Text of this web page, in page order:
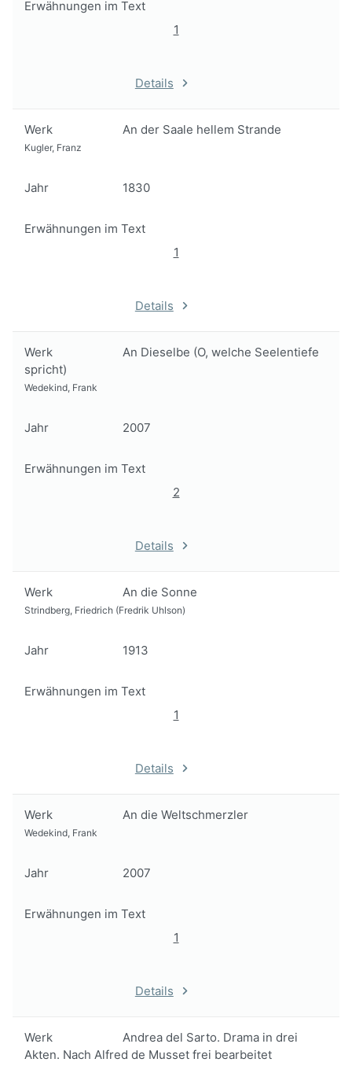
Erwähnungen im Text
1
Details
Werk An der Saale hellem Strande
Kugler, Franz
Jahr 1830
Erwähnungen im Text
1
Details
Werk
An Dieselbe (O, welche Seelentiefe
spricht)
Wedekind, Frank
Jahr 2007
Erwähnungen im Text
2
Details
Werk An die Sonne
Strindberg, Friedrich (Fredrik Uhlson)
Jahr 1913
Erwähnungen im Text
1
Details
Werk An die Weltschmerzler
Wedekind, Frank
Jahr 2007
Erwähnungen im Text
1
Details
Werk
Andrea del Sarto. Drama in drei
Akten. Nach Alfred de Musset frei bearbeitet